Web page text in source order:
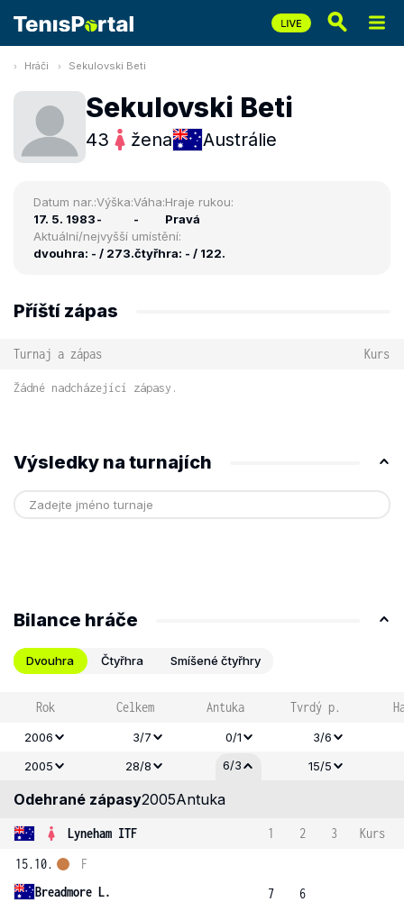
Hráči Sekulovski Beti
Sekulovski Beti
43 žena Austrálie
Datum nar.:
17. 5. 1983
Výška:
-
Váha:
-
Hraje rukou:
Pravá
Aktuální/nejvyšší umístění:
dvouhra: - / 273.čtyřhra: - / 122.
Příští zápas
Turnaj a zápas Kurs
Žádné nadcházející zápasy.
Výsledky na turnajích
Bilance hráče
Dvouhra Čtyřhra Smíšené čtyřhry
Rok Celkem Antuka Tvrdý p.
2006 3/7 0/1
3/6
2005
28/8 6/3 15/5
Odehrané zápasy2005Antuka
Lyneham ITF 1 2 3
Kurs
15.10.
Breadmore L.
F
7
6